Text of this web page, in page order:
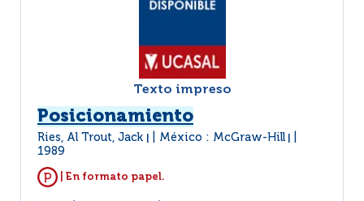
Texto impreso
Posicionamiento
Ries, Al Trout, Jack México : McGraw-Hill
1989
| En formato papel.